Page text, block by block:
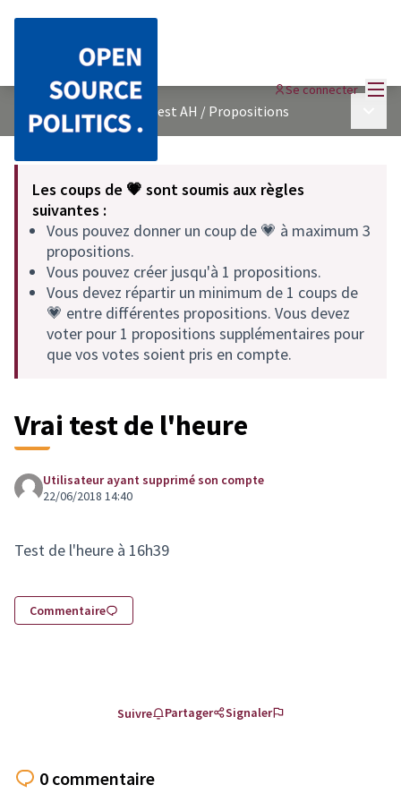
Se connecter
Un nouveau processus test AH / Propositions
Les coups de 💗 sont soumis aux règles
suivantes :
Vous pouvez donner un coup de 💗 à maximum 3
propositions.
Vous pouvez créer jusqu'à 1 propositions.
Vous devez répartir un minimum de 1 coups de
💗 entre différentes propositions. Vous devez
voter pour 1 propositions supplémentaires pour
que vos votes soient pris en compte.
Vrai test de l'heure
Utilisateur ayant supprimé son compte
22/06/2018 14:40
Test de l'heure à 16h39
Commentaire
Suivre Partager Signaler
0 commentaire